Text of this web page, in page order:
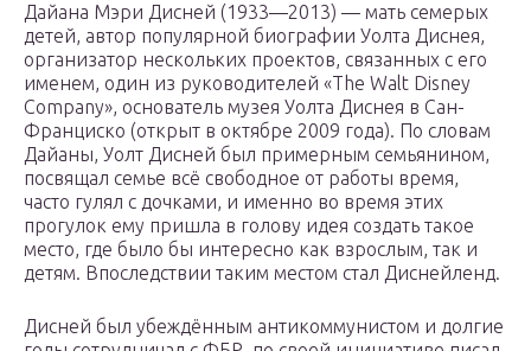
Дайана Мэри Дисней (1933—2013) — мать семерых
детей, автор популярной биографии Уолта Диснея,
организатор нескольких проектов, связанных с его
именем, один из руководителей «The Walt Disney
Company», основатель музея Уолта Диснея в Сан-
Франциско (открыт в октябре 2009 года). По словам
Дайаны, Уолт Дисней был примерным семьянином,
посвящал семье всё свободное от работы время,
часто гулял с дочками, и именно во время этих
прогулок ему пришла в голову идея создать такое
место, где было бы интересно как взрослым, так и
детям. Впоследствии таким местом стал Диснейленд.
Дисней был убеждённым антикоммунистом и долгие